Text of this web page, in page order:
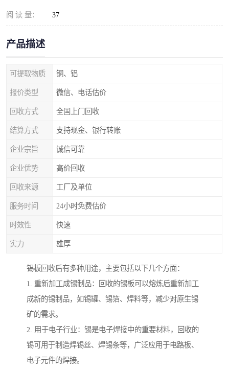
阅 读 量： 37
产品描述
可提取物质 铜、铝
报价类型 微信、电话估价
回收方式 全国上门回收
结算方式 支持现金、银行转账
企业宗旨 诚信可靠
企业优势 高价回收
回收来源 工厂及单位
服务时间 24小时免费估价
时效性 快速
实力 雄厚
锡板回收后有多种用途，主要包括以下几个方面：
1. 重新加工成锡制品：回收的锡板可以熔炼后重新加工
成新的锡制品，如锡罐、锡箔、焊料等，减少对原生锡
矿的需求。
2. 用于电子行业：锡是电子焊接中的重要材料，回收的
锡可用于制造焊锡丝、焊锡条等，广泛应用于电路板、
电子元件的焊接。